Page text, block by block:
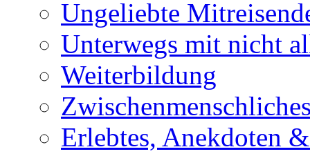
Ungeliebte
Unterwegs mit nicht
Weiterbildung
Erlebtes, Anekdoten